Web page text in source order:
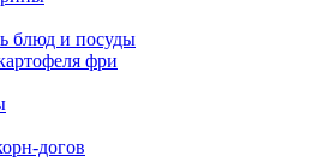
блюд и посуды
фри
догов